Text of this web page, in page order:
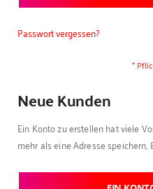
Passwort vergessen?
Neue Kunden
Ein Konto zu erstellen hat viele
mehr als eine Adresse